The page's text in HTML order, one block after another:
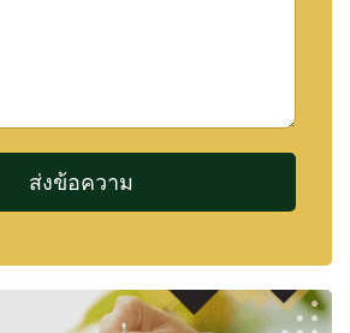
ติดต่อ
ด้วยรางวัลจาก Nestopa Thailand
Agency – Pattaya (2026)
พิ่มเติมหรือนัดหมายเข้าชม
Real Estate ได้ที่: